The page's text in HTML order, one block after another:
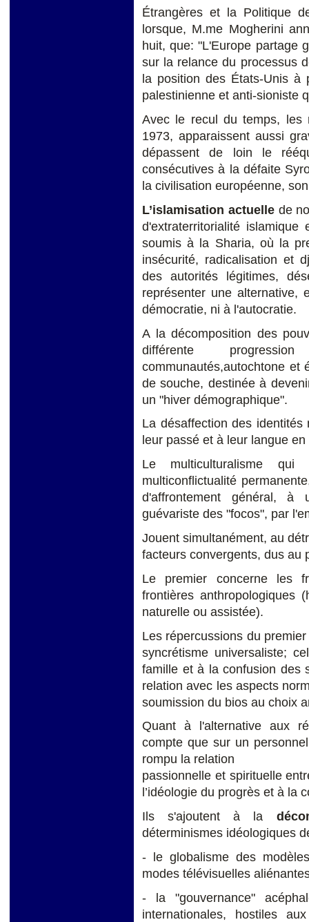
Étrangères et la Politique
lorsque, M.me Mogherini
huit, que: "L'Europe partage
sur la relance du processus
la position des États-Unis
palestinienne et anti-sioniste
Avec le recul du temps, les
1973, apparaissent aussi
dépassent de loin le
consécutives à la défaite
la civilisation européenne,
L’islamisation actuellede
d'extraterritorialité islamique
soumis à la Sharia, où la
insécurité, radicalisation et
des autorités légitimes,
représenter une alternative,
démocratie, ni à l'autocratie.
A la décomposition des
différente
communautés,autochtone et
de souche, destinée à
un "hiver démographique".
La désaffection des
leur passé et à leur langue
Le multiculturalisme
multiconflictualité
d'affrontement général,
guévariste des "focos", par
Jouent simultanément, au
facteurs convergents, dus au
Le premier concerne les
frontières anthropologiques
naturelle ou assistée).
Les répercussions du
syncrétisme universaliste;
famille et à la confusion des
relation avec les aspects
soumission du bios au choix
Quant à l'alternative aux
compte que sur un
rompu la relation
passionnelle et spirituelle
l’idéologie du progrès et à la
Ils s'ajoutent à la
déterminismes idéologiques
- le globalisme des
modes télévisuelles
- la "gouvernance"
internationales, hostiles